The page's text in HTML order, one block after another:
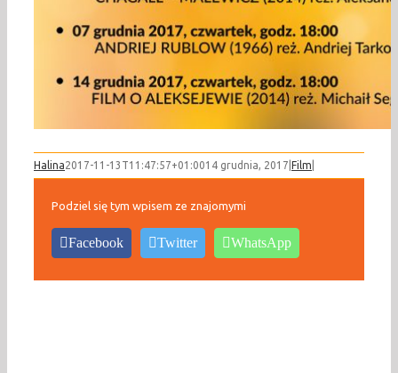
Halina2017-11-13T11:47:57+01:0014 grudnia, 2017 Film
Podziel się tym wpisem ze znajomymi
Facebook Twitter WhatsApp